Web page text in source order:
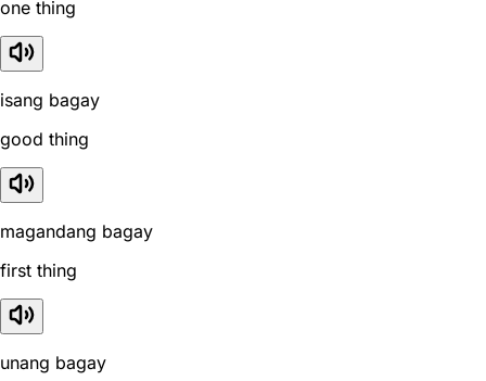
one thing
isang bagay
good thing
magandang bagay
first thing
unang bagay